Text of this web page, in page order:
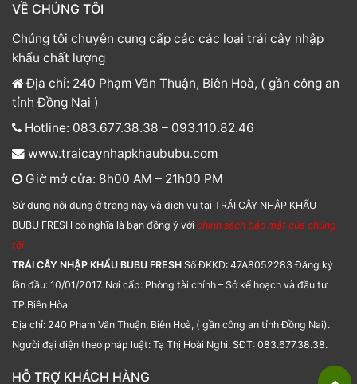
VỀ CHÚNG TÔI
Chúng tôi chuyên cung cấp các các loại trái cây nhập
khẩu chất lượng
Địa chỉ: 240 Phạm Văn Thuận, Biên Hoà, ( gần công an
tỉnh Đồng Nai )
Hotline: 083.677.38.38 – 093.110.82.46
www.traicaynhapkhaububu.com
Giờ mở cửa: 8h00 AM – 21h00 PM
Sử dụng nội dung ở trang này và dịch vụ tại TRÁI CÂY NHẬP KHẨU
BUBU FRESH có nghĩa là bạn đồng ý với chính sách bảo mật của chúng
tôi
TRÁI CÂY NHẬP KHẨU BUBU FRESH Số ĐKKD: 47A8052283 Đăng ký
lần đầu: 10/01/2017. Nơi cấp: Phòng tài chính – Sở kế hoạch và đầu tư
TP.Biên Hòa.
Địa chỉ: 240 Phạm Văn Thuận, Biên Hoà, ( gần công an tỉnh Đồng Nai).
Người đại diện theo pháp luật: Tạ Thị Hoài Nghi. SĐT: 083.677.38.38.
HỖ TRỢ KHÁCH HÀNG